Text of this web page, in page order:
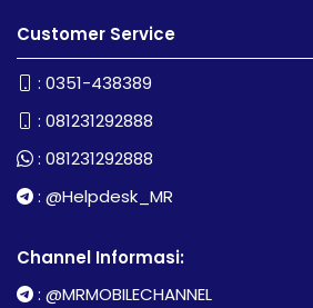
Customer Service
: 0351-438389
: 081231292888
: 081231292888
: @Helpdesk_MR
Channel Informasi:
: @MRMOBILECHANNEL